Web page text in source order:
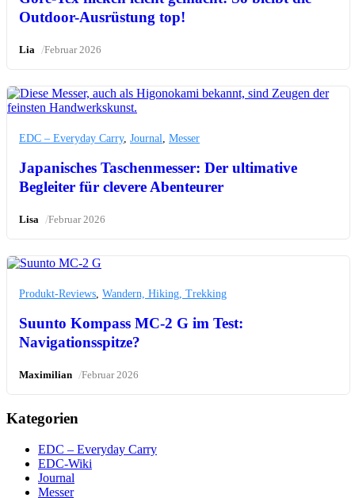
Outdoor-Ausrüstung top!
Lia /Februar 2026
EDC – Everyday Carry, Journal, Messer
Japanisches Taschenmesser: Der ultimative
Begleiter für clevere Abenteurer
Lisa /Februar 2026
Produkt-Reviews, Wandern, Hiking, Trekking
Suunto Kompass MC-2 G im Test:
Navigationsspitze?
Maximilian /Februar 2026
Kategorien
EDC – Everyday Carry
EDC-Wiki
Journal
Messer